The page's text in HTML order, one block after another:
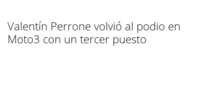
Valentín Perrone volvió al podio en
Moto3 con un tercer puesto